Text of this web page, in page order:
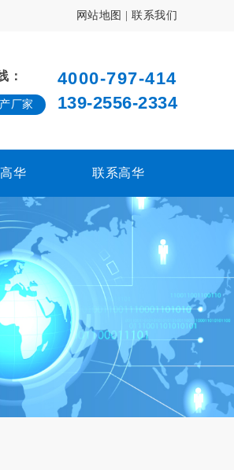
网站地图 联系我们
：
厂家
4000-797-414
139-2556-2334
华 联系高华